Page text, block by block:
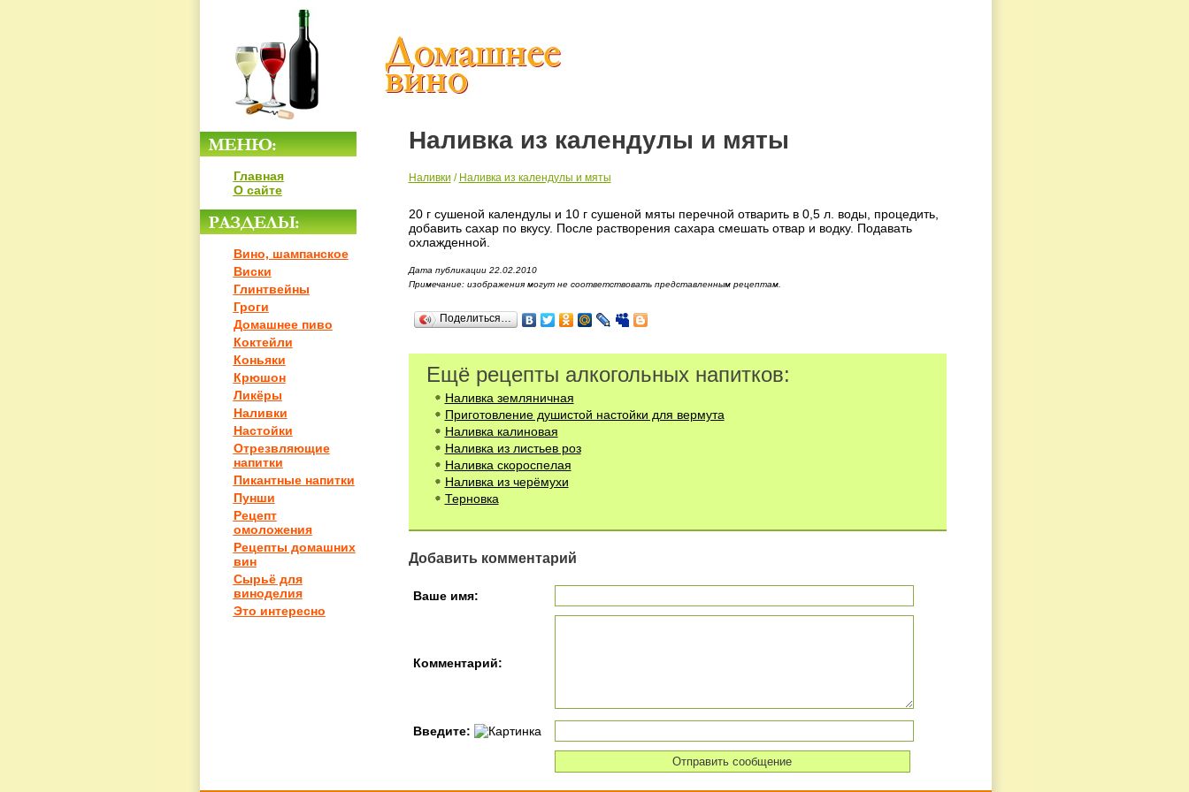
Главная
О сайте
Вино, шампанское
Виски
Глинтвейны
Гроги
Домашнее пиво
Коктейли
Коньяки
Крюшон
Ликёры
Наливки
Настойки
Отрезвляющие
напитки
Пикантные напитки
Пунши
Рецепт
омоложения
Рецепты домашних
вин
Сырьё для
виноделия
Это интересно
Наливка из календулы и мяты
Наливки / Наливка из календулы и мяты
20 г сушеной календулы и 10 г сушеной мяты перечной отварить в 0,5 л. воды, процедить,
добавить сахар по вкусу. После растворения сахара смешать отвар и водку. Подавать
охлажденной.
Дата публикации 22.02.2010
Примечание: изображения могут не соответствовать представленным рецептам.
Поделиться…
Ещё рецепты алкогольных напитков:
Наливка земляничная
Приготовление душистой настойки для вермута
Наливка калиновая
Наливка из листьев роз
Наливка скороспелая
Наливка из черёмухи
Терновка
Добавить комментарий
Ваше имя:
Комментарий:
Введите: